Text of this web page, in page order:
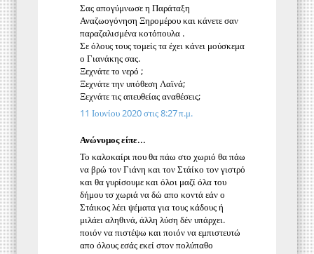
Σας απογύμνωσε η Παράταξη
Αναζωογόνηση Ξηρομέρου και κάνετε σαν
παραζαλισμένα κοτόπουλα .
Σε όλους τους τομείς τα έχει κάνει μούσκεμα
ο Γιανάκης σας.
Ξεχνάτε το νερό ;
Ξεχνάτε την υπόθεση Λαϊνά;
Ξεχνάτε τις απευθείας αναθέσεις;
11 Ιουνίου 2020 στις 8:27 π.μ.
Ανώνυμος είπε...
Το καλοκαίρι που θα πάω στο χωριό θα πάω
να βρώ τον Γιάνη και τον Στάίκο τον γιστρό
και θα γυρίσουμε και όλοι μαζί όλα του
δήμου τσ χωριά να δώ απο κοντά εάν ο
Στάικος λέει ψέματα για τους κάδους ή
μιλάει αληθινά, άλλη λύση δέν υπάρχει.
ποιόν να πιστέψω και ποιόν να εμπιστευτώ
απο όλους εσάς εκεί στον πολύπαθο